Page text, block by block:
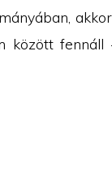
között